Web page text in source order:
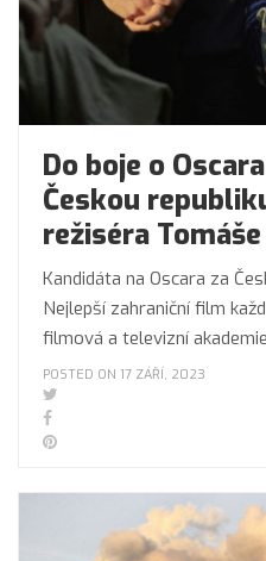
Do boje o
Českou
režiséra
Kandidáta na Oscara za
Nejlepší zahraniční film
filmová a televizní
POSTED ON 17 ZÁŘÍ, 2023